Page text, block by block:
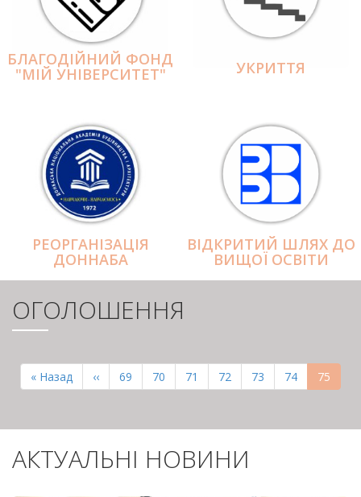
БЛАГОДІЙНИЙ ФОНД
"МІЙ УНІВЕРСИТЕТ" УКРИТТЯ
РЕОРГАНІЗАЦІЯ
ДОННАБА
ВІДКРИТИЙ ШЛЯХ ДО
ВИЩОЇ ОСВІТИ
ОГОЛОШЕННЯ
СТОРІНКИ
Перша
сторінка
« Назад
Попередня
сторінка
‹‹ Page
69 Page
70 Page
71 Page
72 Page
73 Page
74 75
АКТУАЛЬНІ НОВИНИ